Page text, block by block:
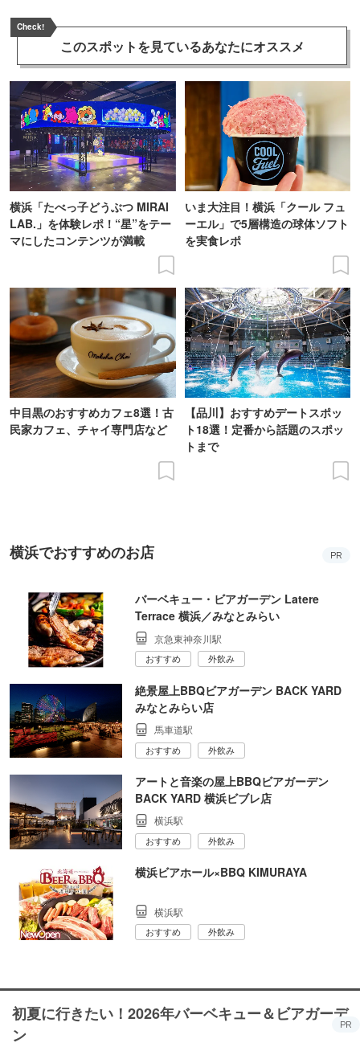
Check!
このスポットを見ているあなたにオススメ
横浜「たべっ子どうぶつ MIRAI
LAB.」を体験レポ！“星”をテー
マにしたコンテンツが満載
いま大注目！横浜「クール フュ
ーエル」で5層構造の球体ソフト
を実食レポ
中目黒のおすすめカフェ8選！古
民家カフェ、チャイ専門店など
【品川】おすすめデートスポッ
ト18選！定番から話題のスポッ
トまで
横浜でおすすめのお店 PR
バーベキュー・ビアガーデン Latere
Terrace 横浜／みなとみらい
京急東神奈川駅
おすすめ 外飲み
絶景屋上BBQビアガーデン BACK YARD
みなとみらい店
馬車道駅
おすすめ 外飲み
アートと音楽の屋上BBQビアガーデン
BACK YARD 横浜ビブレ店
横浜駅
おすすめ 外飲み
横浜ビアホール×BBQ KIMURAYA
横浜駅
おすすめ 外飲み
初夏に行きたい！2026年バーベキュー＆ビアガーデ
ン
PR